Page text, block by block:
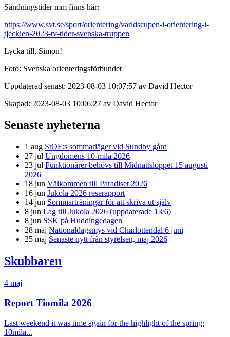
Sändningstider mm finns här:
https://www.svt.se/sport/orientering/varldscupen-i-orientering-i-
tjeckien-2023-tv-tider-svenska-truppen
Lycka till, Simon!
Foto: Svenska orienteringsförbundet
Uppdaterad senast: 2023-08-03 10:07:57 av David Hector
Skapad: 2023-08-03 10:06:27 av David Hector
Senaste nyheterna
1 aug StOF:s sommarläger vid Sundby gård
27 jul Ungdomens 10-mila 2026
23 jul Funktionärer behövs till Midnattsloppet 15 augusti
2026
18 jun Välkommen till Paradiset 2026
16 jun Jukola 2026 reserapport
14 jun Sommarträningar för att skriva ut själv
8 jun Lag till Jukola 2026 (uppdaterade 13/6)
8 jun SSK på Huddingedagen
28 maj Nationaldagsmys vid Charlottendal 6 juni
25 maj Senaste nytt från styrelsen, maj 2026
Skubbaren
4 maj
Report Tiomila 2026
Last weekend it was time again for the highlight of the spring:
10mila...